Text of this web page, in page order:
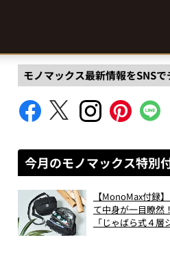
モノマックス最新情報をSNSで
今月のモノマックス特別
【MonoMax付録
て中身が一目瞭然
「じゃばら式４層